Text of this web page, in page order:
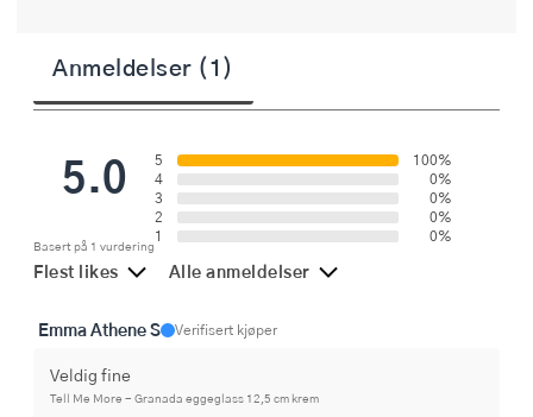
Anmeldelser (1)
5.0
Basert på 1 vurdering
5
100%
4
0%
3
0%
2
0%
1
0%
Flest likes Alle anmeldelser
Emma Athene S Verifisert kjøper
Veldig fine
Tell Me More - Granada eggeglass 12,5 cm krem